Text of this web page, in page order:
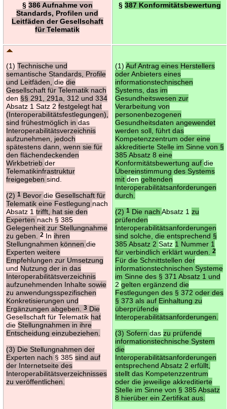
§ 386 Aufnahme von
Standards, Profilen und
Leitfäden der Gesellschaft
für Telematik
§ 387 Konformitätsbewertung
(1)Technische und
semantische Standards, Profile
und Leitfäden,diedie
Gesellschaft für Telematik nach
den §§ 291, 291a, 312 und 334
Absatz 1 Satz 2festgelegt hat
(Interoperabilitätsfestlegungen),
sind frühestmöglich indas
Interoperabilitätsverzeichnis
aufzunehmen, jedoch
spätestens dann, wenn sie für
den flächendeckenden
Wirkbetriebder
Telematikinfrastruktur
freigegebensind.
(2)1 BevordieGesellschaft für
Telematik eine Festlegung nach
Absatz 1trifft, hat sie den
Experten nach § 385
Gelegenheit zur Stellungnahme
zu geben.2 In ihren
Stellungnahmen könnendie
Experten weitere
Empfehlungen zur Umsetzung
und Nutzung der in das
Interoperabilitätsverzeichnis
aufzunehmenden Inhalte sowie
zu anwendungsspezifischen
Konkretisierungen und
Ergänzungen abgeben.3 Die
Gesellschaft für Telematik hat
dieStellungnahmen in ihre
Entscheidung einzubeziehen.
(3) Die Stellungnahmen der
Experten nach § 385sind auf
der Internetseite des
Interoperabilitätsverzeichnisses
zu veröffentlichen.
(1)Auf Antrag eines Herstellers
oder Anbieters eines
informationstechnischen
Systems, das im
Gesundheitswesen zur
Verarbeitung von
personenbezogenen
Gesundheitsdaten angewendet
werden soll, führt das
Kompetenzzentrum oder eine
akkreditierte Stelle im Sinne von §
385 Absatz 8 eine
Konformitätsbewertung aufdie
Übereinstimmung des Systems
mitdengeltenden
Interoperabilitätsanforderungen
durch.
(2)1 Die nachAbsatz 1zu
prüfenden
Interoperabilitätsanforderungen
sind solche, die entsprechend §
385 Absatz 2Satz 1 Nummer 1
für verbindlich erklärt wurden.2
Für die Schnittstellen der
informationstechnischen Systeme
im Sinne des § 371 Absatz 1 und
2gelten ergänzend die
Festlegungen des § 372 oder des
§ 373 als auf Einhaltung zu
überprüfende
Interoperabilitätsanforderungen.
(3) Soferndaszu prüfende
informationstechnische System
die
Interoperabilitätsanforderungen
entsprechend Absatz 2 erfüllt,
stellt das Kompetenzzentrum
oder die jeweilige akkreditierte
Stelle im Sinne von § 385 Absatz
8 hierüber ein Zertifikat aus.